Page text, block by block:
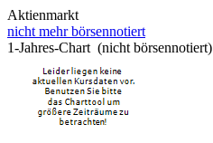
Aktienmarkt
nicht mehr börsennotiert
1-Jahres-Chart (nicht börsennotiert)